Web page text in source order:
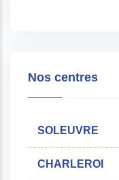
Nos centres
SOLEUVRE
CHARLEROI